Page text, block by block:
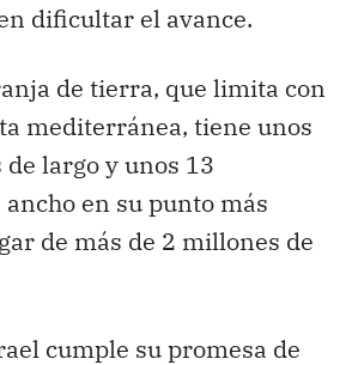
dificultar el avance.
de tierra, que limita con
mediterránea, tiene unos
largo y unos 13
en su punto más
de más de 2 millones de
cumple su promesa de